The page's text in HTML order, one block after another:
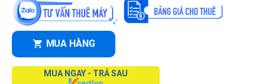
MUA HÀNG
MUA NGAY - TRẢ SAU